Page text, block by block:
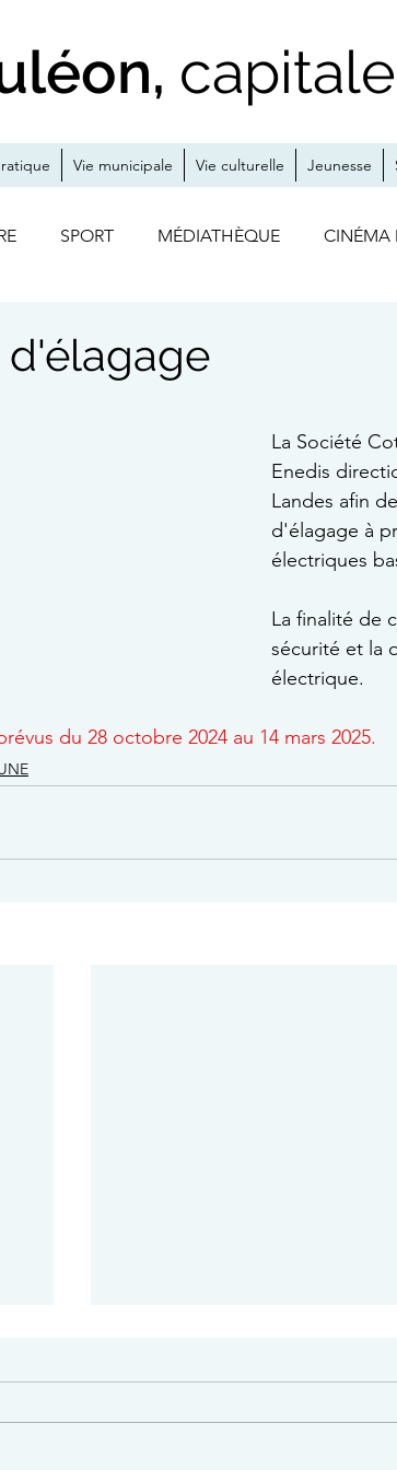
Vie municipale Vie culturelle Jeunesse
SPORT MÉDIATHÈQUE CINÉMA
d'élagage
La Société
Enedis
Landes afin
d'élagage à
électriques
La finalité de
sécurité et la
électrique.
du 28 octobre 2024 au 14 mars 2025.